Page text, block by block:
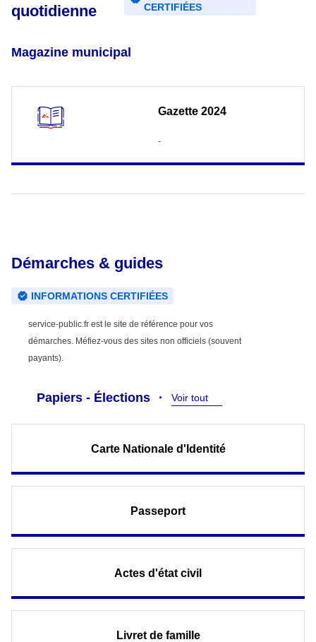
quotidienne
CERTIFIÉES
Magazine municipal
Gazette 2024
-
Démarches & guides
INFORMATIONS CERTIFIÉES
service-public.fr est le site de référence pour vos
démarches. Méfiez-vous des sites non officiels (souvent
payants).
Papiers - Élections Voir tout
Carte Nationale d'Identité
Passeport
Actes d'état civil
Livret de famille